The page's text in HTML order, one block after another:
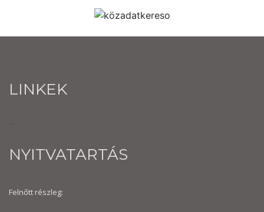
LINKEK
...
NYITVATARTÁS
Felnőtt részleg: